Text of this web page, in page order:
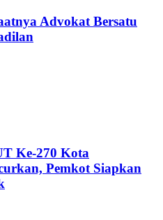
Advokat Bersatu
Ke-270 Kota
Pemkot Siapkan